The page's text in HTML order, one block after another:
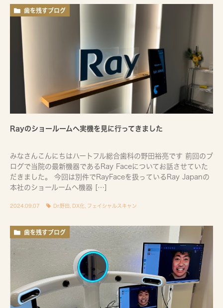
歯を残すブログ
Rayのショールームへ実機を見に行ってきました
みなさんこんにちはハートフル総合歯科の野田裕亮です 前回のブ
ログで当院の最新機器であるRay Faceについてお話させていた
だきました。 今回は別件でRayFaceを扱っているRay Japanの
本社のショールームへ機器 […]
2024.09.07 Dr.野田 DX化 フェイシャルスキャン
歯を残すブログ